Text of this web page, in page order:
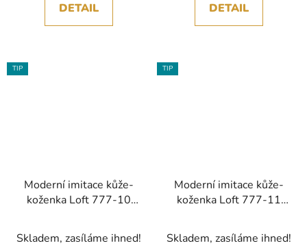
DETAIL DETAIL
TIP
Moderní imitace kůže-
koženka Loft 777-10
Skladem, zasíláme ihned!
TIP
Moderní imitace kůže-
koženka Loft 777-11
Skladem, zasíláme ihned!